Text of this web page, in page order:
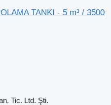
TANKI - 5 m³ / 3500
Tic. Ltd. Şti.